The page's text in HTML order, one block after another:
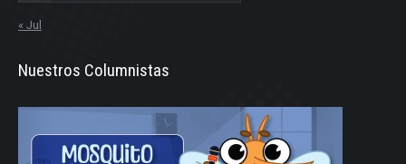
« Jul
Nuestros Columnistas